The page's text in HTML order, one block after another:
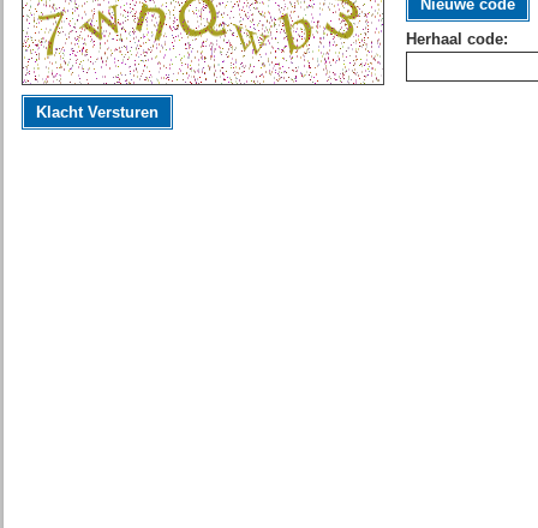
Nieuwe code
Herhaal code:
Klacht Versturen